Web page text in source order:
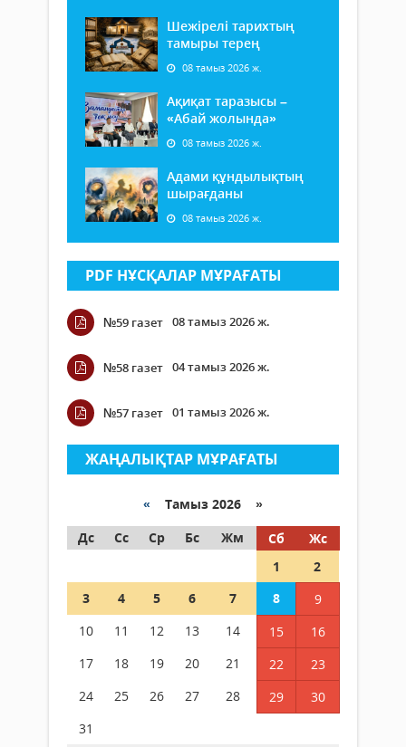
Шежірелі тарихтың
тамыры терең
08 тамыз 2026 ж.
Ақиқат таразысы –
«Абай жолында»
08 тамыз 2026 ж.
Адами құндылықтың
шырағданы
08 тамыз 2026 ж.
PDF НҰСҚАЛАР МҰРАҒАТЫ
№59 газет 08 тамыз 2026 ж.
№58 газет 04 тамыз 2026 ж.
№57 газет 01 тамыз 2026 ж.
ЖАҢАЛЫҚТАР МҰРАҒАТЫ
« Тамыз 2026 »
Дс
Сс Ср Бс Жм Сб
Жс
1
2
3
4 5 6 7 8
9
10
11 12 13 14 15
16
17
18 19 20 21 22
23
24
25 26 27 28 29
30
31